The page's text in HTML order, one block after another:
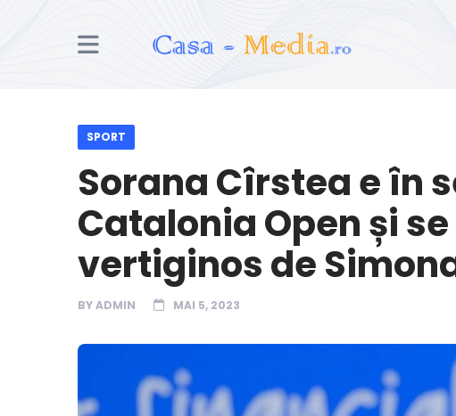
SPORT
Sorana Cîrstea e în
Catalonia Open și
vertiginos de
BYADMIN MAI 5, 2023